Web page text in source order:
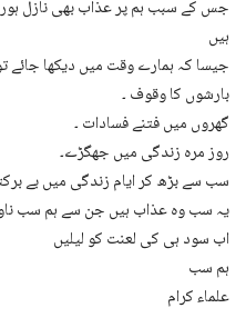
جس کے سبب ہم پر عذاب بھی نازل
ہیں
جیسا کہ ہمارے وقت میں دیکھا جائے
بارشوں کا وقوف ۔
گھروں میں فتنے فسادات ۔
روز مرہ زندگی میں جھگڑے۔
سب سے بڑھ کر ایام زندگی میں بے
یہ سب وہ عذاب ہیں جن سے ہم سب
اب سود ہی کی لعنت کو لیلیں
ہم سب
علماء کرام